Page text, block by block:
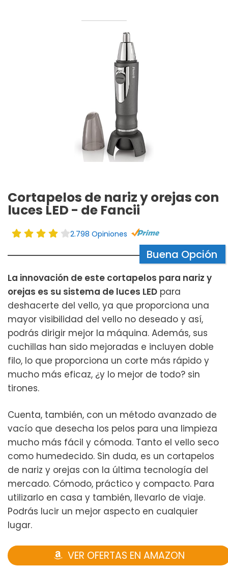
Cortapelos de nariz y orejas con
luces LED - de Fancii
2.798 Opiniones
Buena Opción
La innovación de este cortapelos para nariz y
orejas es su sistema de luces LED para
deshacerte del vello, ya que proporciona una
mayor visibilidad del vello no deseado y así,
podrás dirigir mejor la máquina. Además, sus
cuchillas han sido mejoradas e incluyen doble
filo, lo que proporciona un corte más rápido y
mucho más eficaz, ¿y lo mejor de todo? sin
tirones.
Cuenta, también, con un método avanzado de
vacío que desecha los pelos para una limpieza
mucho más fácil y cómoda. Tanto el vello seco
como humedecido. Sin duda, es un cortapelos
de nariz y orejas con la última tecnología del
mercado. Cómodo, práctico y compacto. Para
utilizarlo en casa y también, llevarlo de viaje.
Podrás lucir un mejor aspecto en cualquier
lugar.
VER OFERTAS EN AMAZON